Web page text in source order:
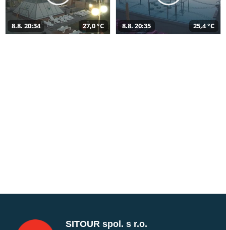
8.8. 20:34 27,0 °C 8.8. 20:35 25,4 °C
SITOUR spol. s r.o.